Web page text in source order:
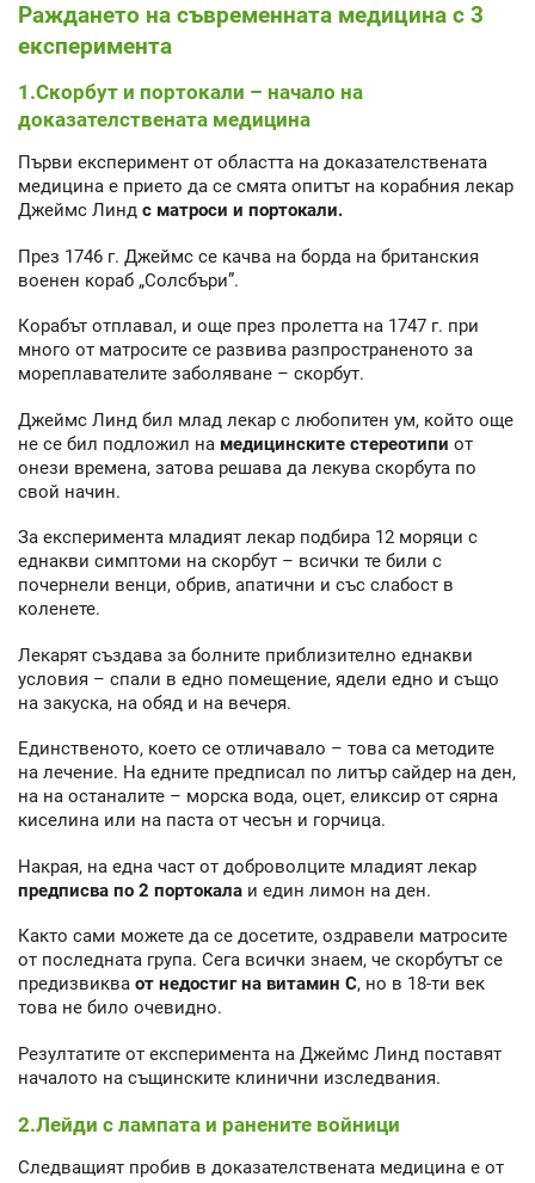
Раждането на съвременната медицина с 3
експеримента
1.Скорбут и портокали – начало на
доказателствената медицина
Първи експеримент от областта на доказателствената
медицина е прието да се смята опитът на корабния лекар
Джеймс Линд с матроси и портокали.
През 1746 г. Джеймс се качва на борда на британския
военен кораб „Солсбъри”.
Корабът отплавал, и още през пролетта на 1747 г. при
много от матросите се развива разпространеното за
мореплавателите заболяване – скорбут.
Джеймс Линд бил млад лекар с любопитен ум, който още
не се бил подложил на медицинските стереотипи от
онези времена, затова решава да лекува скорбута по
свой начин.
За експеримента младият лекар подбира 12 моряци с
еднакви симптоми на скорбут – всички те били с
почернели венци, обрив, апатични и със слабост в
коленете.
Лекарят създава за болните приблизително еднакви
условия – спали в едно помещение, ядели едно и също
на закуска, на обяд и на вечеря.
Единственото, което се отличавало – това са методите
на лечение. На едните предписал по литър сайдер на ден,
на на останалите – морска вода, оцет, еликсир от сярна
киселина или на паста от чесън и горчица.
Накрая, на една част от доброволците младият лекар
предписва по 2 портокала и един лимон на ден.
Както сами можете да се досетите, оздравели матросите
от последната група. Сега всички знаем, че скорбутът се
предизвиква от недостиг на витамин С, но в 18-ти век
това не било очевидно.
Резултатите от експеримента на Джеймс Линд поставят
началото на същинските клинични изследвания.
2.Лейди с лампата и ранените войници
Следващият пробив в доказателствената медицина е от